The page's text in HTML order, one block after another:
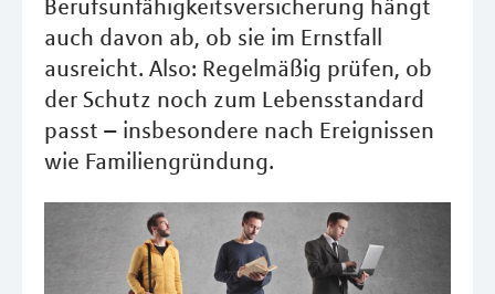
Berufsunfähigkeitsversicherung hängt
auch davon ab, ob sie im Ernstfall
ausreicht. Also: Regelmäßig prüfen, ob
der Schutz noch zum Lebensstandard
passt – insbesondere nach Ereignissen
wie Familiengründung.